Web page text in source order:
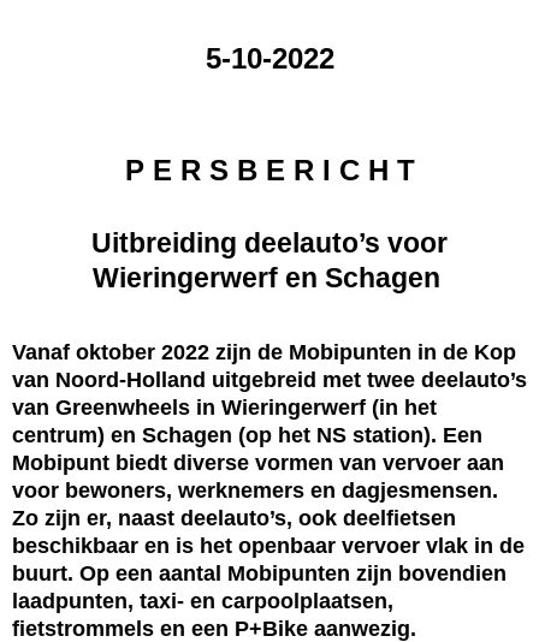
5-10-2022
P E R S B E R I C H T
Uitbreiding deelauto’s voor
Wieringerwerf en Schagen
Vanaf oktober 2022 zijn de Mobipunten in de Kop
van Noord-Holland uitgebreid met twee deelauto’s
van Greenwheels in Wieringerwerf (in het
centrum) en Schagen (op het NS station). Een
Mobipunt biedt diverse vormen van vervoer aan
voor bewoners, werknemers en dagjesmensen.
Zo zijn er, naast deelauto’s, ook deelfietsen
beschikbaar en is het openbaar vervoer vlak in de
buurt. Op een aantal Mobipunten zijn bovendien
laadpunten, taxi- en carpoolplaatsen,
fietstrommels en een P+Bike aanwezig.